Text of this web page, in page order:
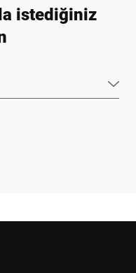
istediğiniz